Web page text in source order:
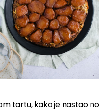
tartu, kako je nastao no